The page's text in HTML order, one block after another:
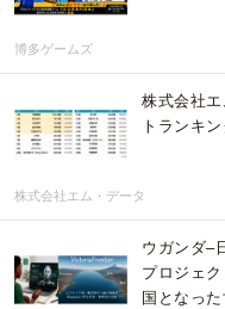
博多ゲームズ
株式会社
トランキ
株式会社エム・データ
ウガンダ–
プロジェ
国となっ